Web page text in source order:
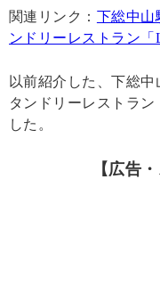
関連リンク： 下総中山
ンドリーレストラン
以前紹介した、下総
タンドリーレストラ
した。
【広告